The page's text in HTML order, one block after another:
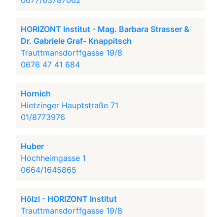
HORIZONT Institut - Mag. Barbara Strasser &
Dr. Gabriele Graf- Knappitsch
Trauttmansdorffgasse 19/8
0676 47 41 684
Hornich
Hietzinger Hauptstraße 71
01/8773976
Huber
Hochheimgasse 1
0664/1645865
Hölzl - HORIZONT Institut
Trauttmansdorffgasse 19/8